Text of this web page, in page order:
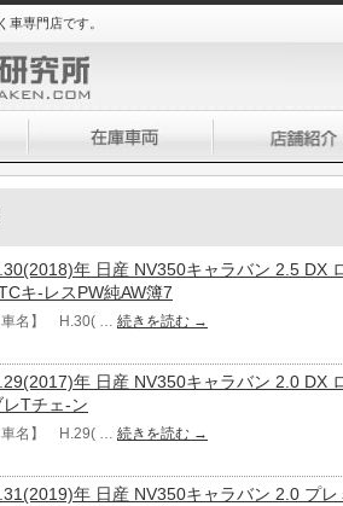
車専門店です。
年 日産 NV350キャラバン 2.5 DX
キ-レスPW純AW簿7
車名】 H.30( … 続きを読む →
年 日産 NV350キャラバン 2.0 DX
レTチェ-ン
車名】 H.29( … 続きを読む →
年 日産 NV350キャラバン 2.0 プ